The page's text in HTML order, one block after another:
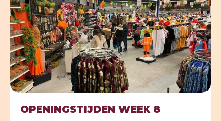
OPENINGSTIJDEN WEEK 8